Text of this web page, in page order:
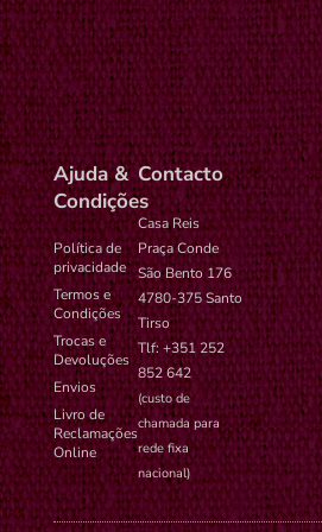
Ajuda &
Condições
Política de
privacidade
Termos e
Condições
Trocas e
Devoluções
Envios
Livro de
Reclamações
Online
Contacto
Casa Reis
Praça Conde
São Bento 176
4780-375 Santo
Tirso
Tlf: +351 252
852 642
(custo de
chamada para
rede fixa
nacional)
settings-
time-6
administrador no
WordPress.